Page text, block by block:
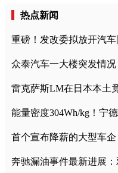
热点新闻
重磅！发改委拟放开汽
众泰汽车一大楼突发情况
雷克萨斯LM在日本本土
能量密度304Wh/kg！宁